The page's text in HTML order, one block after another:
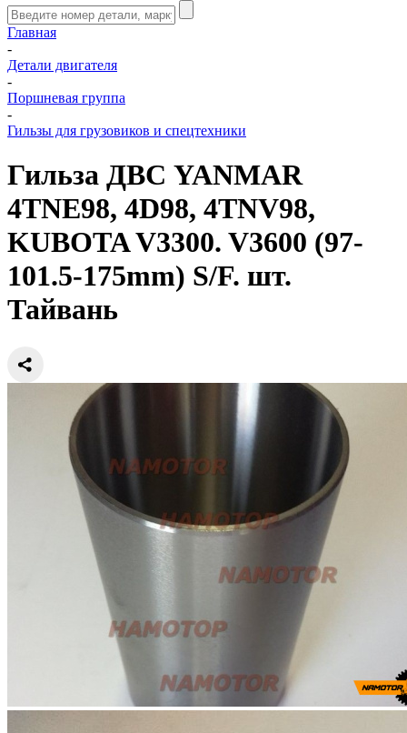
Главная
-
Детали двигателя
-
Поршневая группа
-
Гильзы для грузовиков и спецтехники
Гильза ДВС YANMAR
4TNE98, 4D98, 4TNV98,
KUBOTA V3300. V3600 (97-
101.5-175mm) S/F. шт.
Тайвань